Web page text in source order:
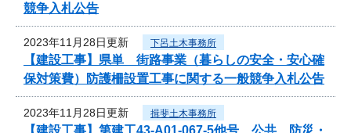
競争入札公告
2023年11月28日更新 下呂土木事務所
【建設工事】県単 街路事業（暮らしの安全・安心確
保対策費）防護柵設置工事に関する一般競争入札公告
2023年11月28日更新 揖斐土木事務所
【建設工事】第建工43-A01-067-5他号 公共 防災・